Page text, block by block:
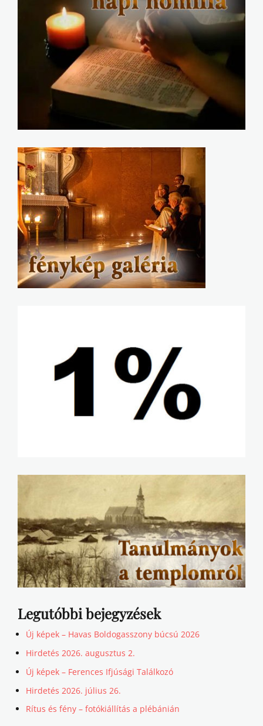
Legutóbbi bejegyzések
Új képek – Havas Boldogasszony búcsú 2026
Hirdetés 2026. augusztus 2.
Új képek – Ferences Ifjúsági Találkozó
Hirdetés 2026. július 26.
Rítus és fény – fotókiállítás a plébánián